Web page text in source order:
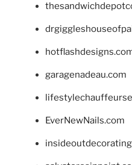
garagenadeau.com
EverNewNails.com